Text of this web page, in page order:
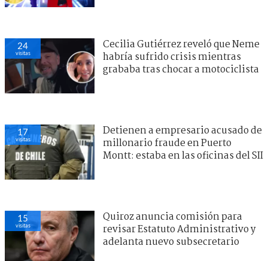
24
visitas
Cecilia Gutiérrez reveló que Neme
habría sufrido crisis mientras
grababa tras chocar a motociclista
17
visitas
Detienen a empresario acusado de
millonario fraude en Puerto
Montt: estaba en las oficinas del SII
15
visitas
Quiroz anuncia comisión para
revisar Estatuto Administrativo y
adelanta nuevo subsecretario